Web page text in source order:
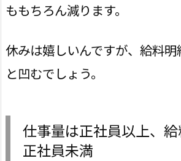
ももちろん減ります。
休みは嬉しいんですが、給料
と凹むでしょう。
仕事量は正社員以上、
正社員未満